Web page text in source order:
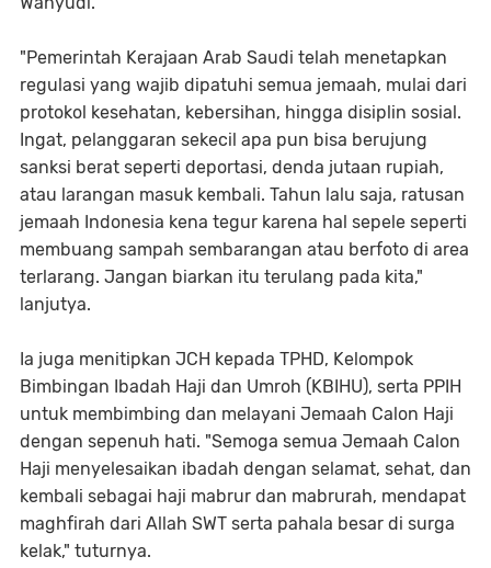
"Pemerintah Kerajaan Arab Saudi telah menetapkan
regulasi yang wajib dipatuhi semua jemaah, mulai dari
protokol kesehatan, kebersihan, hingga disiplin sosial.
Ingat, pelanggaran sekecil apa pun bisa berujung
sanksi berat seperti deportasi, denda jutaan rupiah,
atau larangan masuk kembali. Tahun lalu saja, ratusan
jemaah Indonesia kena tegur karena hal sepele seperti
membuang sampah sembarangan atau berfoto di area
terlarang. Jangan biarkan itu terulang pada kita,"
lanjutya.
Ia juga menitipkan JCH kepada TPHD, Kelompok
Bimbingan Ibadah Haji dan Umroh (KBIHU), serta PPIH
untuk membimbing dan melayani Jemaah Calon Haji
dengan sepenuh hati. "Semoga semua Jemaah Calon
Haji menyelesaikan ibadah dengan selamat, sehat, dan
kembali sebagai haji mabrur dan mabrurah, mendapat
maghfirah dari Allah SWT serta pahala besar di surga
kelak," tuturnya.